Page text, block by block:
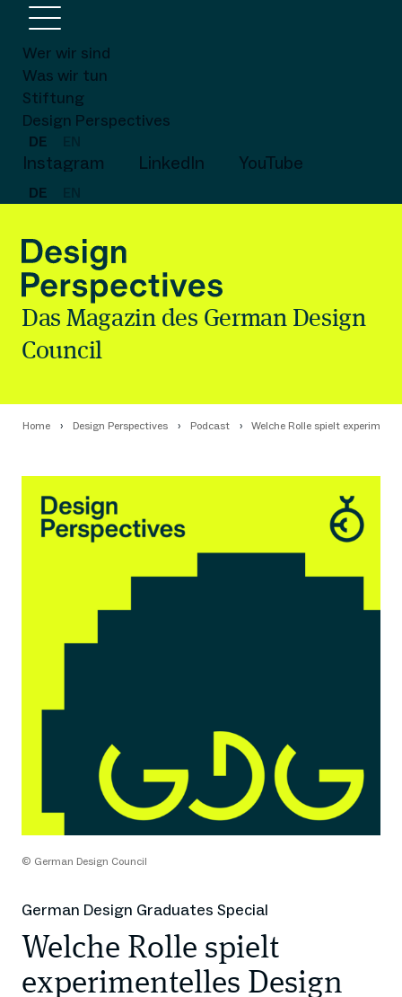
Wer wir sind
Was wir tun
Stiftung
Design Perspectives
DE
Instagram LinkedIn YouTube
DE
Das Magazin des German Design
Council
Home Design Perspectives Podcast Welche Rolle spielt
© German Design Council
German Design Graduates Special
Welche Rolle spielt
experimentelles Design